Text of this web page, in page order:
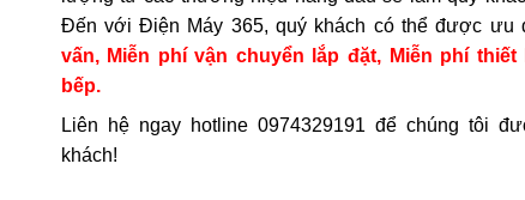
Đến với Điện Máy 365, quý khách có thể được ưu
vấn, Miễn phí vận chuyển lắp đặt, Miễn phí
bếp.
Liên hệ ngay hotline 0974329191 để chúng tôi
khách!